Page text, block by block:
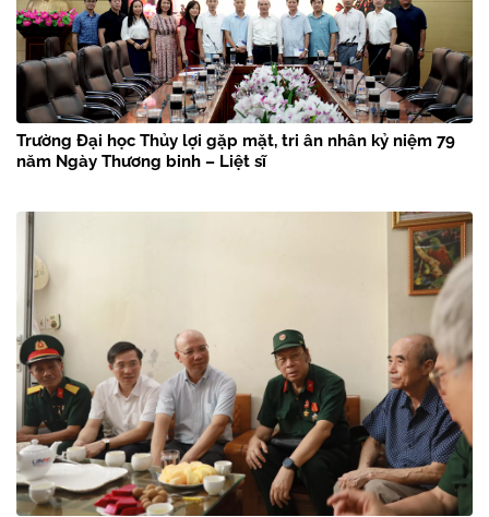
Trường Đại học Thủy lợi gặp mặt, tri ân nhân kỷ niệm 79
năm Ngày Thương binh – Liệt sĩ